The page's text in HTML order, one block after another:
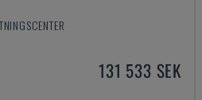
131 533 SEK